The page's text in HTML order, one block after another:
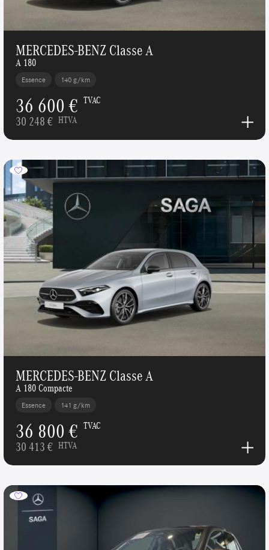
MERCEDES-BENZ Classe A
A 180
Essence 140 g/km
36 600 € TVAC
30 248 € HTVA
MERCEDES-BENZ Classe A
A 180 Compacte
Essence 141 g/km
36 800 € TVAC
30 413 € HTVA